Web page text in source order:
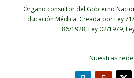
Órgano consultor del Gobierno
Educación Médica. Creada por Ley
86/1928, Ley 02/1979,
Nuestras